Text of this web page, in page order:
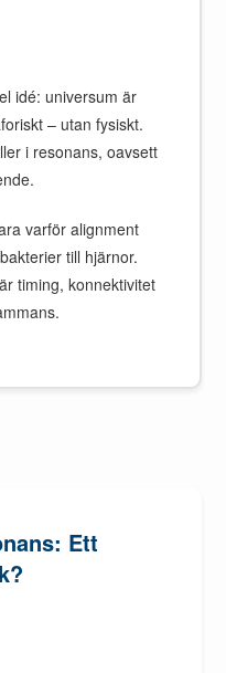
idé: universum är
– utan fysiskt.
i resonans, oavsett
varför alignment
till hjärnor.
timing, konnektivitet
Ett